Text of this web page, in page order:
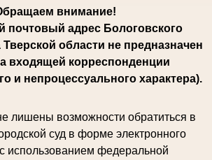
внимание!
почтовый адрес Бологовского
Тверской области не предназначен
входящей корреспонденции
и непроцессуального характера).
лишены возможности обратиться в
суд в форме электронного
использованием федеральной